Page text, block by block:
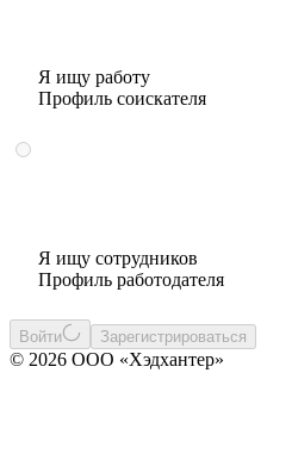
Я ищу работу
Профиль соискателя
Я ищу сотрудников
Профиль работодателя
Войти Зарегистрироваться
© 2026 ООО «Хэдхантер»